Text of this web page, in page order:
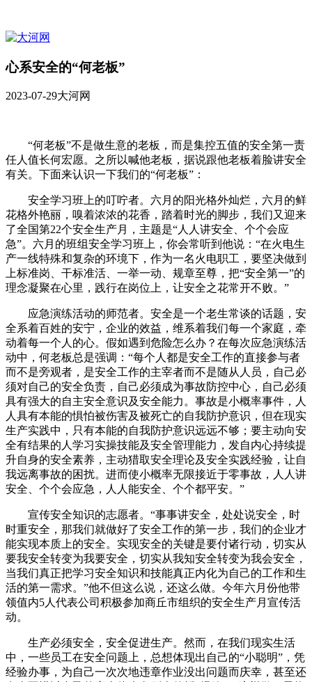
心系安全的“何老板”
2023-07-29大河网
“何老板”不是做生意的老板，而是集控五值的安全第一责
任人值长何宏愿。之所以喊他老板，据说跟他老板着脸讲安全
有关。下面来认识一下我们的“何老板”：
安全学习班上的叮咛者。六月的阳光格外灿烂，六月的鲜
花格外艳丽，嗅着浓浓的花香，踏着时光的脚步，我们又迎来
了全国第22个安全生产月，主题是“人人讲安全、个个会应
急”。六月的班组安全学习班上，你会常听到他说：“在火电生
产一线特殊和复杂的环境下，作为一名火电职工，要坚决做到
上标准岗、干标准活、一举一动、规章至尊，把“安全第一”的
理念凝聚在心里，践行在岗位上，让安全之花常开不败。”
应急演练活动的师范者。安全是一个老生常谈的话题，安
全系着百姓的安宁，企业的效益，维系着我们每一个家庭，牵
动着每一个人的心。假如遇到危险怎么办？在每次应急演练活
动中，何老板总是强调：“每个人都是安全工作的直接参与者
而不是旁观者，是安全工作的主宰者而不是随从人员，自己必
须对自己的安全负责，自己必须成为事故防控中心，自己必须
具有强大的自主安全意识及安全能力。事故是小概率事件，人
人具有本能的惧怕被伤害及被死亡的自我防护意识，但在现实
生产实践中，只有本能的自我防护意识远远不够；要主动向安
全有结果的人学习实操技能及安全管理能力，发自内心持续提
升自身的安全素养，主动猎取安全理论及安全实践经验，让自
我远离事故的困扰。进而使小概率无限接近于零事故，人人讲
安全、个个会应急，人人能安全、个个都平安。”
宣传安全知识的志愿者。“事事讲安全，处处说安全，时
时重安全，那我们就做好了安全工作的第一步，我们的企业才
能实现本质上的安全。实现安全的关键是要付诸行动，切实从
要我安全转变为我要安全，切实从我知安全转变为我会安全，
当我们真正把学习安全知识和技能真正内化为自己的工作和生
活的第一需求。”他不但这么说，还这么做。今年六月份他带
领值内5人代表公司积极参加商丘市组织的安全生产月宣传活
动。
生产必须安全，安全促进生产。然而，在我们现实生活
中，一些员工在安全问题上，总想体现出自己的“小聪明”，凭
经验办事，为自己一次次地违章作业没出问题而庆幸，甚至还